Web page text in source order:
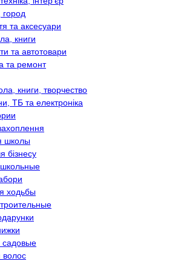
та аксесуари
книги
та автотовари
та ремонт
книги, творчество
ТБ та електроніка
школы
бізнесу
ходьбы
волос